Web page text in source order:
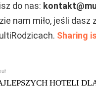
do nas:
nam miło, jeśli dasz
Sharing
HOTELI